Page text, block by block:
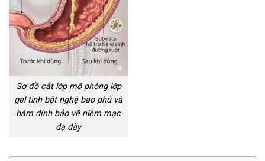
Sơ đồ cắt lớp mô phỏng lớp
gel tinh bột nghệ bao phủ và
bám dính bảo vệ niêm mạc
dạ dày